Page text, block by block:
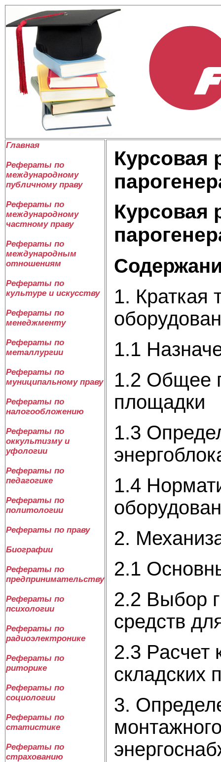
Главная
Рефераты по
международному
публичному праву
Рефераты по
международному
частному праву
Рефераты по
международным
отношениям
Рефераты по
культуре и искусству
Рефераты по
менеджменту
Рефераты по
металлургии
Рефераты по
муниципальному праву
Рефераты по
налогообложению
Рефераты по
оккультизму и
уфологии
Рефераты по
педагогике
Рефераты по
политологии
Рефераты по праву
Биографии
Рефераты по
предпринимательству
Рефераты по
психологии
Рефераты по
радиоэлектронике
Рефераты по
риторике
Рефераты по
социологии
Рефераты по
статистике
Рефераты по
страхованию
Курсовая
Курсовая
1. Краткая
1.1
1.2 Общее
площадки
1.3
1.4
2.
2.1
2.2 Выбор
средств
2.3 Расчет
складских
3.